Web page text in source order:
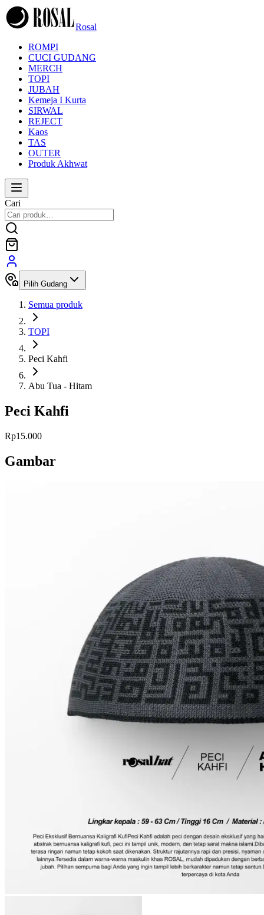
Rosal
ROMPI
CUCI GUDANG
MERCH
TOPI
JUBAH
Kemeja I Kurta
SIRWAL
REJECT
Kaos
TAS
OUTER
Produk Akhwat
Cari
Pilih Gudang
Semua produk
TOPI
Peci Kahfi
Abu Tua - Hitam
Peci Kahfi
Rp15.000
Gambar